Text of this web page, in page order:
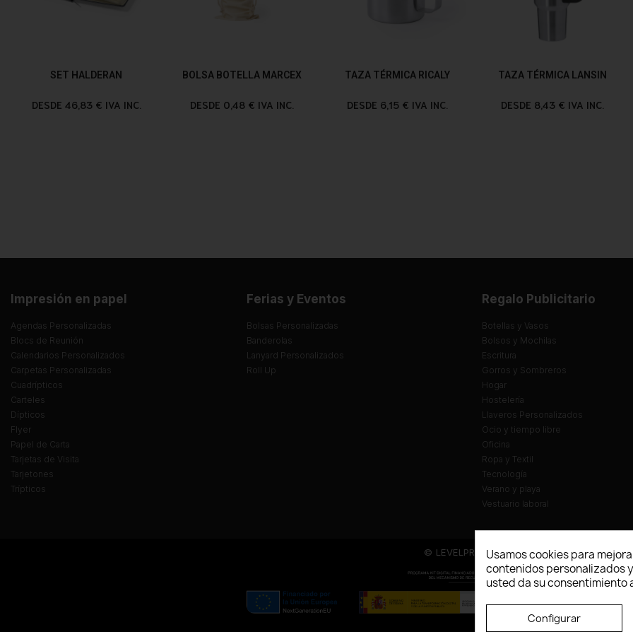
SET HALDERAN
DESDE 46,83 € IVA INC.
BOLSA BOTELLA MARCEX
DESDE 0,48 € IVA INC.
TAZA TÉRMICA RICALY
DESDE 6,15 € IVA INC.
TAZA TÉRMICA LANSIN
DESDE 8,43 € IVA INC.
Impresión en papel
Agendas Personalizadas
Blocs de Reunión
Calendarios Personalizados
Carpetas Personalizadas
Cuadrípticos
Carteles
Dípticos
Flyer
Papel de Carta
Tarjetas de Visita
Tarjetones
Trípticos
Ferias y Eventos
Bolsas Personalizadas
Banderolas
Lanyard Personalizados
Roll Up
Regalo Publicitario
Botellas y Vasos
Bolsos y Mochilas
Escritura
Gorros y Sombreros
Hogar
Hostelería
Llaveros Personalizados
Ocio y tiempo libre
Oficina
Ropa y Textil
Tecnología
Verano y playa
Vestuario laboral
© LEVELPRINT - 2026Usamos cookies para
contenidos personalizados
usted da su consentimiento
Configurar